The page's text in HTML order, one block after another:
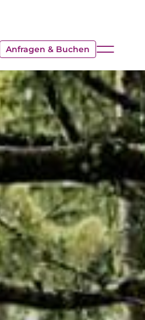
Anfragen & Buchen
ABREISE
13 AUG.
Buchen